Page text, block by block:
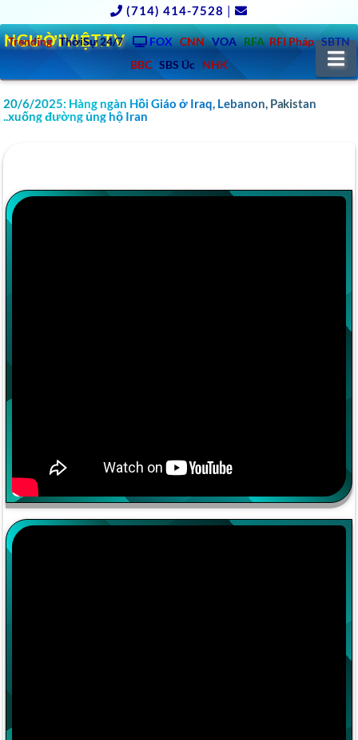
(714) 414-7528 |
Trending ThờiSự 24/7 FOX CNN VOA RFA RFI Pháp SBTN
BBC SBS Úc NHK
NGƯỜIVIỆT.TV
20/6/2025: Hàng ngàn Hồi Giáo ở Iraq, Lebanon, Pakistan
..xuống đường ủng hộ Iran
trời của Rambo Refund team.